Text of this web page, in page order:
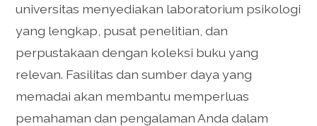
universitas menyediakan laboratorium psikologi
yang lengkap, pusat penelitian, dan
perpustakaan dengan koleksi buku yang
relevan. Fasilitas dan sumber daya yang
memadai akan membantu memperluas
pemahaman dan pengalaman Anda dalam